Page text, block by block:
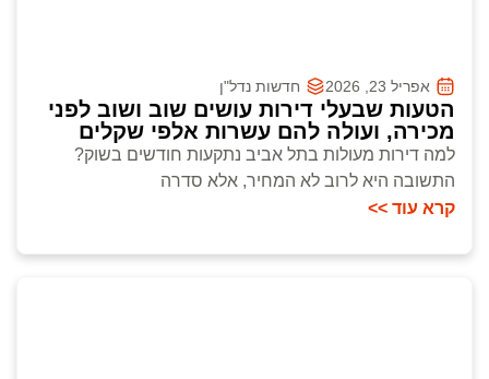
אפריל 23, 2026 חדשות נדל"ן
הטעות שבעלי דירות עושים שוב ושוב לפני
מכירה, ועולה להם עשרות אלפי שקלים
למה דירות מעולות בתל אביב נתקעות חודשים בשוק?
התשובה היא לרוב לא המחיר, אלא סדרה
קרא עוד >>